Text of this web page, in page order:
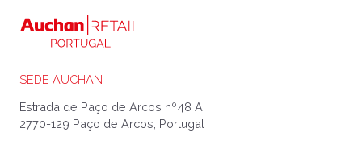
SEDE AUCHAN
Estrada de Paço de Arcos nº48 A
2770-129 Paço de Arcos, Portugal